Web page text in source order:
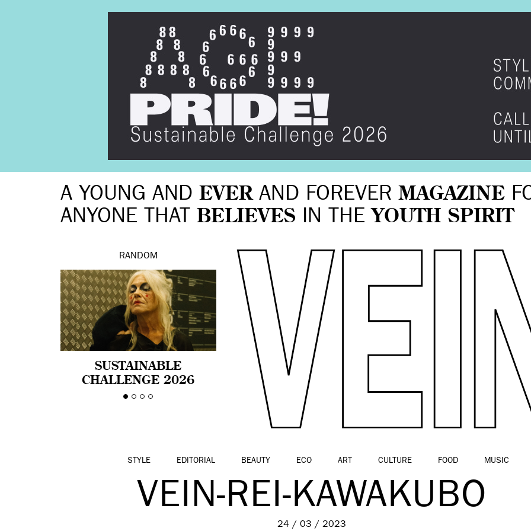
A YOUNG AND EVERAND FOREVER MAGAZINE
ANYONE THAT BELIEVES IN THE YOUTH SPIRIT
RANDOM
SUSTAINABLE
CHALLENGE 2026
CELEBRA LA
STYLE EDITORIAL BEAUTY ECO ART CULTURE FOOD MUSIC
VEIN-REI-KAWAKUBO
24 / 03 / 2023